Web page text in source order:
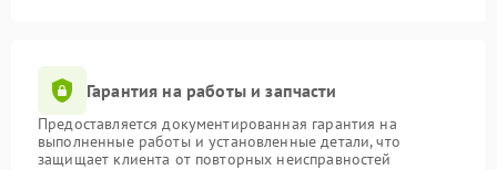
Гарантия на работы и запчасти
Предоставляется документированная гарантия на
выполненные работы и установленные детали, что
защищает клиента от повторных неисправностей